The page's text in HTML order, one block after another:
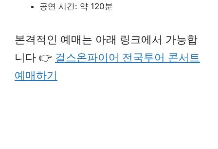
공연 시간: 약 120분
본격적인 예매는 아래 링크에서 가능합
니다 👉 걸스온파이어 전국투어 콘서트
예매하기